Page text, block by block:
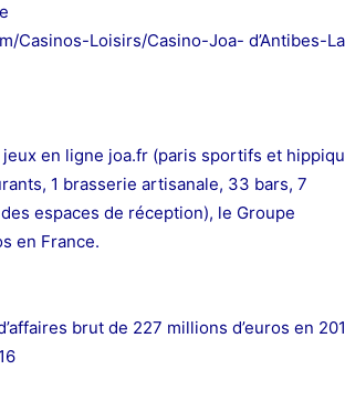
Casinos-Loisirs/Casino-Joa- d’Antibes-La
en ligne joa.fr (paris sportifs et
1 brasserie artisanale, 33 bars, 7
espaces de réception), le Groupe
en France.
brut de 227 millions d’euros en